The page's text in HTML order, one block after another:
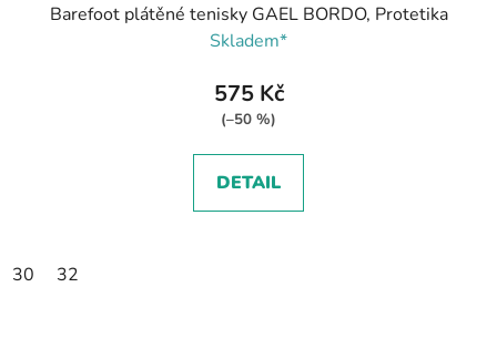
Barefoot plátěné tenisky GAEL BORDO, Protetika
Skladem*
575 Kč
(–50 %)
DETAIL
30 32